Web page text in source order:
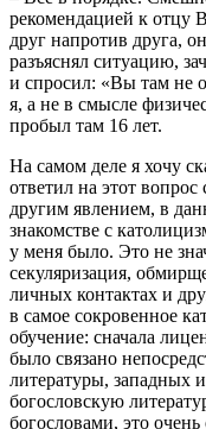
рекомендацией к отцу
друг напротив друга,
разъяснял ситуацию,
и спросил: «Вы там не
я, а не в смысле
пробыл там 16 лет.
На самом деле я хочу
ответил на этот
другим явлением, в
знакомстве с
у меня было. Это не
секуляризация,
личных контактах и
в самое сокровенное
обучение: сначала
было связано
литературы, западных
богословскую
богословами, это